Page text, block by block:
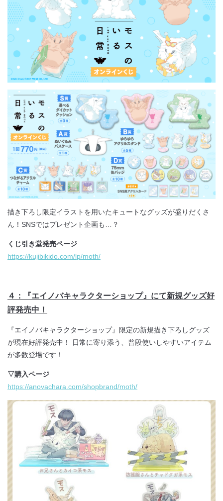
描き下ろし限定イラストを用いたキュートなグッズが盛りだくさ
ん！SNSではプレゼント企画も…？
くじ引き堂発売ページ
https://kujibikido.com/lp/moth/
４ ：『エイノバキャラクターショップ』にて新規グッズ好
評発売中！
『エイノバキャラクターショップ』限定の新規描き下ろしグッズ
が現在好評発売中！ 日常に寄り添う、普段使いしやすいアイテム
が多数登場です！
▽購入ページ
https://anovachara.com/shopbrand/moth/